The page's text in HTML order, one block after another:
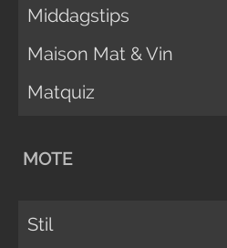
Middagstips
Maison Mat & Vin
Matquiz
MOTE
Stil